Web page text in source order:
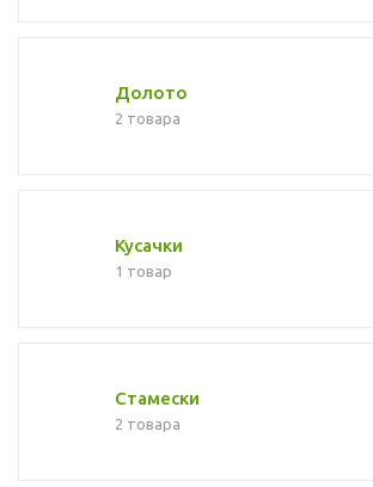
Долото
2 товара
Кусачки
1 товар
Стамески
2 товара